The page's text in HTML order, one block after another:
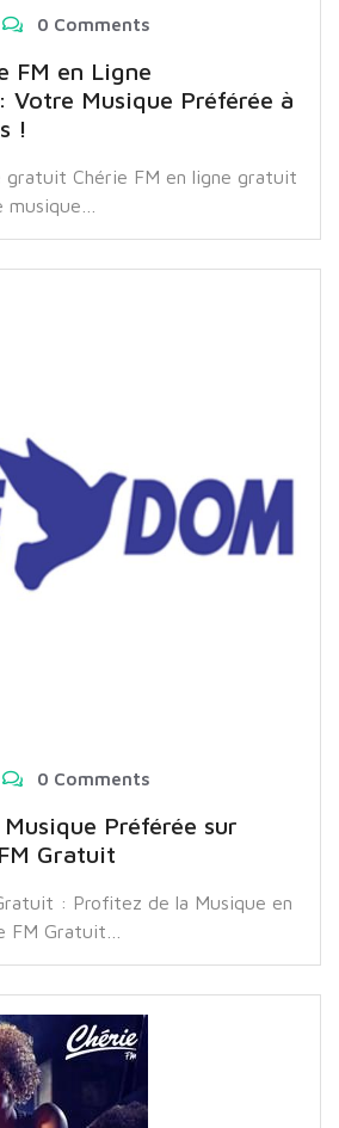
0 Comments
FM en Ligne
Votre Musique Préférée à
!
gratuit Chérie FM en ligne gratuit
0 Comments
Préférée sur
Gratuit
: Profitez de la Musique en
FM Gratuit…